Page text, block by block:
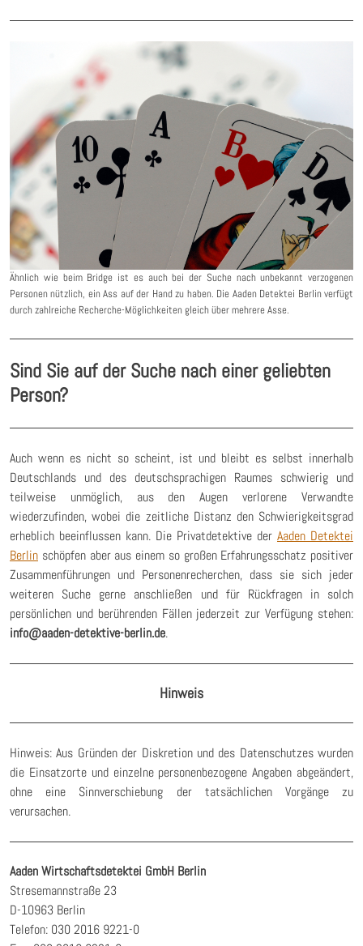
Ähnlich wie beim Bridge ist es auch bei der Suche nach unbekannt verzogenen
Personen nützlich, ein Ass auf der Hand zu haben. Die Aaden Detektei Berlin verfügt
durch zahlreiche Recherche-Möglichkeiten gleich über mehrere Asse.
Sind Sie auf der Suche nach einer geliebten
Person?
Auch wenn es nicht so scheint, ist und bleibt es selbst innerhalb
Deutschlands und des deutschsprachigen Raumes schwierig und
teilweise unmöglich, aus den Augen verlorene Verwandte
wiederzufinden, wobei die zeitliche Distanz den Schwierigkeitsgrad
erheblich beeinflussen kann. Die Privatdetektive der Aaden Detektei
Berlin schöpfen aber aus einem so großen Erfahrungsschatz positiver
Zusammenführungen und Personenrecherchen, dass sie sich jeder
weiteren Suche gerne anschließen und für Rückfragen in solch
persönlichen und berührenden Fällen jederzeit zur Verfügung stehen:
info@aaden-detektive-berlin.de.
Hinweis
Hinweis: Aus Gründen der Diskretion und des Datenschutzes wurden
die Einsatzorte und einzelne personenbezogene Angaben abgeändert,
ohne eine Sinnverschiebung der tatsächlichen Vorgänge zu
verursachen.
Aaden Wirtschaftsdetektei GmbH Berlin
Stresemannstraße 23
D-10963 Berlin
Telefon: 030 2016 9221-0